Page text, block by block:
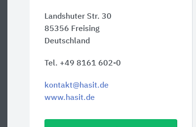
Landshuter Str. 30
85356 Freising
Deutschland
Tel. +49 8161 602-0
kontakt@hasit.de
www.hasit.de